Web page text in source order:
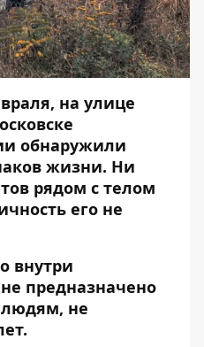
на улице
обнаружили
жизни. Ни
рядом с телом
его не
внутри
предназначено
не